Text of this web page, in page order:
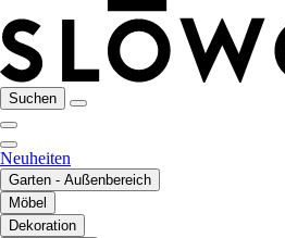
Suchen
Neuheiten
Garten - Außenbereich
Möbel
Dekoration